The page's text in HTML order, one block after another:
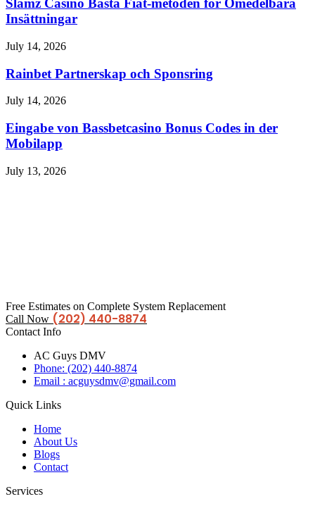
Slamz Casino Bästa Fiat-metoden för Omedelbara
Insättningar
July 14, 2026
Rainbet Partnerskap och Sponsring
July 14, 2026
Eingabe von Bassbetcasino Bonus Codes in der
Mobilapp
July 13, 2026
Free Estimates on Complete System Replacement
Call Now (202) 440-8874
Contact Info
AC Guys DMV
Phone: (202) 440-8874
Email : acguysdmv@gmail.com
Quick Links
Home
About Us
Blogs
Contact
Services